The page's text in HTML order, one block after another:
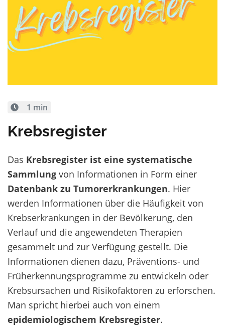
1 min
Krebsregister
Das Krebsregister ist eine systematische
Sammlung von Informationen in Form einer
Datenbank zu Tumorerkrankungen. Hier
werden Informationen über die Häufigkeit von
Krebserkrankungen in der Bevölkerung, den
Verlauf und die angewendeten Therapien
gesammelt und zur Verfügung gestellt. Die
Informationen dienen dazu, Präventions- und
Früherkennungsprogramme zu entwickeln oder
Krebsursachen und Risikofaktoren zu erforschen.
Man spricht hierbei auch von einem
epidemiologischem Krebsregister.